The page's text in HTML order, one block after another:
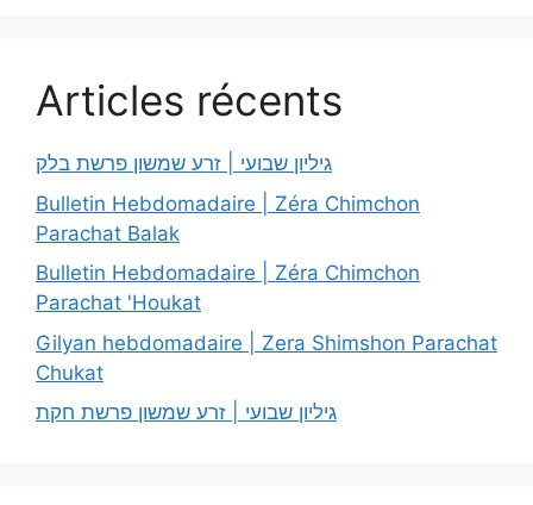
Articles récents
גיליון שבועי | זרע שמשון פרשת בלק
Bulletin Hebdomadaire | Zéra Chimchon
Parachat Balak
Bulletin Hebdomadaire | Zéra Chimchon
Parachat 'Houkat
Gilyan hebdomadaire | Zera Shimshon Parachat
Chukat
גיליון שבועי | זרע שמשון פרשת חקת